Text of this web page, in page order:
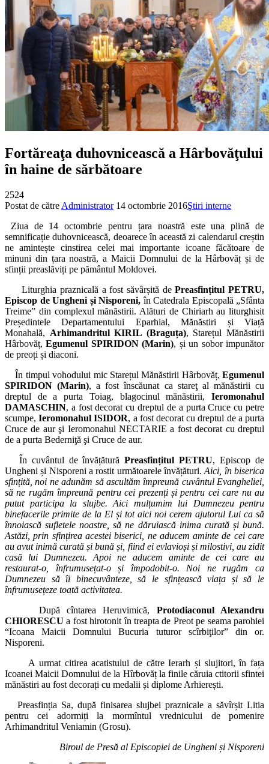
Fortăreaţa duhovnicească a Hârbovăţului
în haine de sărbătoare
2524
Postat de către Administrator 14 octombrie 2016Ştiri interne
Ziua de 14 octombrie pentru țara noastră este una plină de
semnificație duhovnicească, deoarece în această zi calendarul creștin
ne amintește cinstirea celei mai importante icoane făcătoare de
minuni din țara noastră, a Maicii Domnului de la Hârbovăț și de
sfinții preaslăviți pe pământul Moldovei.
Liturghia praznicală a fost săvârșită dePreasfințitul PETRU,
Episcop de Ungheni și Nisporeni, în Catedrala Episcopală „Sfânta
Treime” din complexul mănăstirii. Alături de Chiriarh au liturghisit
Președintele Departamentului Eparhial, Mănăstiri și Viață
Monahală, Arhimandritul KIRIL (Braguța), Starețul Mănăstirii
Hârbovăț,Egumenul SPIRIDON (Marin), și un sobor impunător
de preoți și diaconi.
În timpul vohodului mic Starețul Mănăstirii Hârbovăț, Egumenul
SPIRIDON (Marin), a fost înscăunat ca stareţ al mănăstirii cu
dreptul de a purta Toiag, blagocinul mănăstirii, Ieromonahul
DAMASCHIN, a fost decorat cu dreptul de a purta Cruce cu petre
scumpe,Ieromonahul ISIDOR, a fost decorat cu dreptul de a purta
Cruce de aur şi Ieromonahul NECTARIE a fost decorat cu dreptul
de a purta Bederniţă şi Cruce de aur.
În cuvântul de învățăturăPreasfințitul PETRU, Episcop de
Ungheni și Nisporeni a rostit următoarele învățături.Aici, în biserica
sfințită, noi ne adunăm să ascultăm împreună cuvântul Evangheliei,
să ne rugăm împreună pentru cei pre­zenți și pentru cei care nu au
putut participa la slujbe. Aici mul­țumim lui Dumnezeu pentru
binefacerile primite de la El și tot aici noi cerem ajutorul Lui ca să
înnoiască sufletele noastre, să ne dăruiască inima curată și bună.
Astăzi, prin sfințirea acestei biserici, ne aducem aminte de cei care
au avut inimă curată și bună și, fiind ei evlavioși și milostivi, au zidit
casă lui Dumnezeu. Apoi ne aducem aminte de cei care au
restaurat-o, înfrumu­sețat-o și împodobit-o. Noi ne rugăm ca
Dumnezeu să îi binecuvânteze, să le sfințească viața și să le
înfrumusețeze toată activitatea.
După cîntarea Heruvimică, Protodiaconul Alexandru
CHIORESCU a fost hirotonit în treapta de Preot pe seama parohiei
“Icoana Maicii Domnului Bucuria tuturor scîrbiţilor” din or.
Nisporeni.
A urmat citirea acatistului de către Ierarh și slujitori, în fața
Icoanei Maicii Domnului de la Hîrbovăț la finile căruia ctitorii sfintei
mănăstiri au fost decorați cu medalii și diplome Arhierești.
Preasfinția Sa, după finisarea slujbei praznicale a săvîrșit Litia
pentru cei adormiți la mormîntul vrednicului de pomenire
Arhimandritul Veniamin (Grosu).
Biroul de Presă al Episcopiei de Ungheni și Nisporeni